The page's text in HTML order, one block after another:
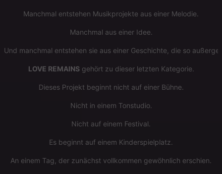
Manchmal entstehen Musikprojekte aus einer Melodie.
Manchmal aus einer Idee.
Und manchmal entstehen sie aus einer Geschichte, die so
LOVE REMAINSgehört zu dieser letzten Kategorie.
Dieses Projekt beginnt nicht auf einer Bühne.
Nicht in einem Tonstudio.
Nicht auf einem Festival.
Es beginnt auf einem Kinderspielplatz.
An einem Tag, der zunächst vollkommen gewöhnlich erschien.